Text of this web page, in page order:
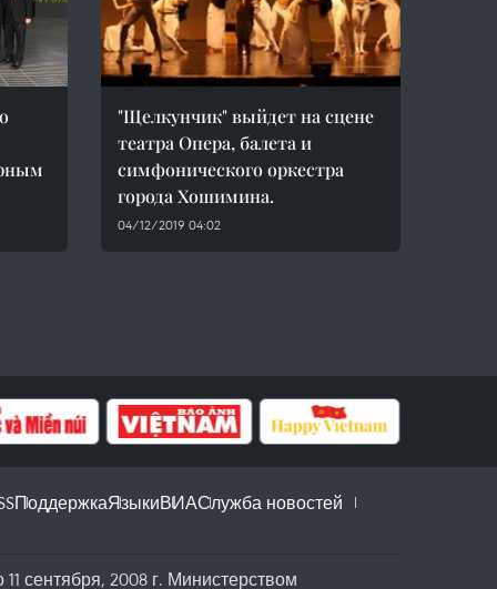
"Щелкунчик" выйдет на сцене
театра Опера, балета и
симфонического оркестра
города Хошимина.
04/12/2019 04:02
ПоддержкаЯзыкиВИАСлужба новостей
сентября, 2008 г. Министерством